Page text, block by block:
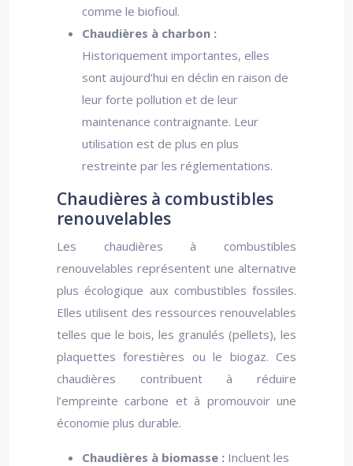
comme le biofioul.
Chaudières à charbon :
Historiquement importantes, elles
sont aujourd’hui en déclin en raison de
leur forte pollution et de leur
maintenance contraignante. Leur
utilisation est de plus en plus
restreinte par les réglementations.
Chaudières à combustibles
renouvelables
Les chaudières à combustibles
renouvelables représentent une alternative
plus écologique aux combustibles fossiles.
Elles utilisent des ressources renouvelables
telles que le bois, les granulés (pellets), les
plaquettes forestières ou le biogaz. Ces
chaudières contribuent à réduire
l’empreinte carbone et à promouvoir une
économie plus durable.
Chaudières à biomasse : Incluent les